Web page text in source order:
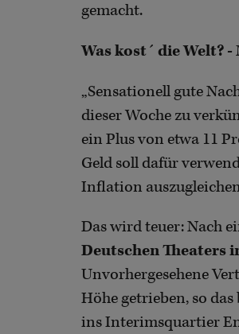
gemacht.
Was kost´ die Welt? -
„Sensationell gute
dieser Woche zu
ein Plus von etwa 11
Geld soll dafür
Inflation
Das wird teuer: Nach
Deutschen Theaters
Unvorhergesehene
Höhe getrieben, so
ins Interimsquartier